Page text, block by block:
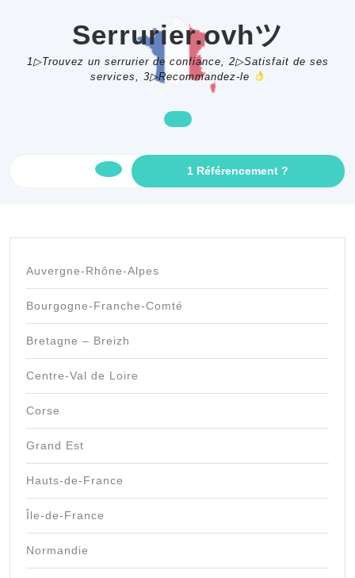
Serrurier.ovhツ
1▷Trouvez un serrurier de confiance, 2▷Satisfait de ses
services, 3▷Recommandez-le
Open
1 Référencement ?
AN
Auvergne-Rhône-Alpes
Bourgogne-Franche-Comté
Bretagne – Breizh
Centre-Val de Loire
Corse
Grand Est
Hauts-de-France
Île-de-France
Normandie